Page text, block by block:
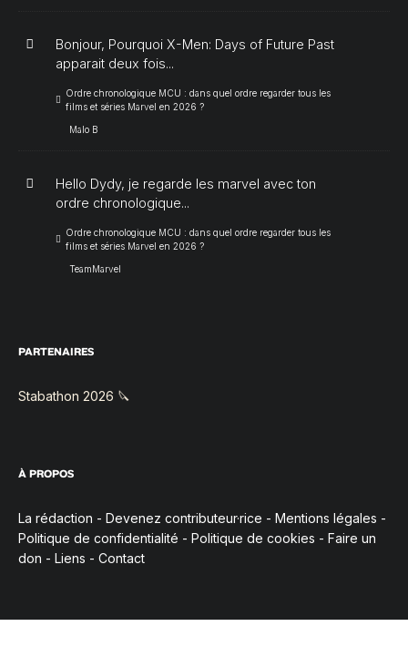
Bonjour, Pourquoi X-Men: Days of Future Past
apparait deux fois...
Ordre chronologique MCU : dans quel ordre regarder tous les
films et séries Marvel en 2026 ?
Malo B
Hello Dydy, je regarde les marvel avec ton
ordre chronologique...
Ordre chronologique MCU : dans quel ordre regarder tous les
films et séries Marvel en 2026 ?
TeamMarvel
PARTENAIRES
Stabathon 2026 🔪
À PROPOS
La rédaction - Devenez contributeur·rice - Mentions légales -
Politique de confidentialité - Politique de cookies - Faire un
don - Liens - Contact